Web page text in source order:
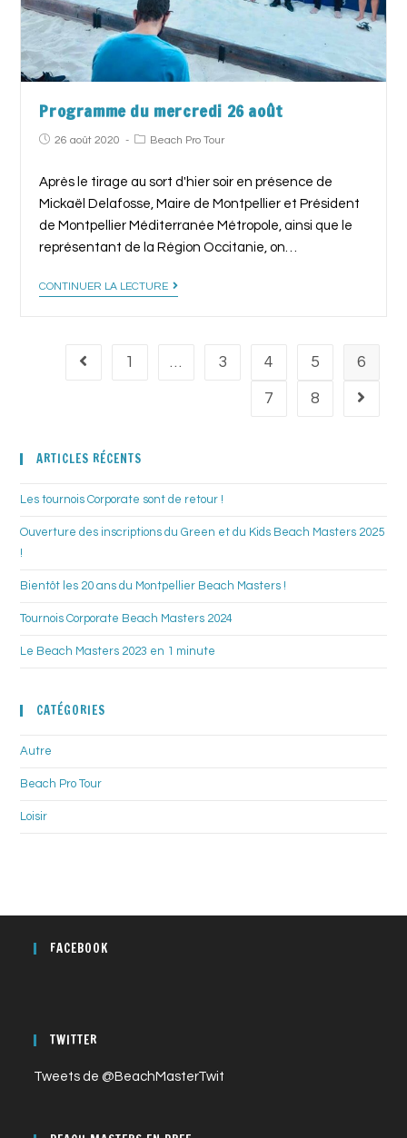
Programme du mercredi 26 août
26 août 2020 Beach Pro Tour
Après le tirage au sort d'hier soir en présence de
Mickaël Delafosse, Maire de Montpellier et Président
de Montpellier Méditerranée Métropole, ainsi que le
représentant de la Région Occitanie, on…
CONTINUER LA LECTURE
1 … 3 4 5 6
7 8
ARTICLES RÉCENTS
Les tournois Corporate sont de retour !
Ouverture des inscriptions du Green et du Kids Beach Masters 2025
!
Bientôt les 20 ans du Montpellier Beach Masters !
Tournois Corporate Beach Masters 2024
Le Beach Masters 2023 en 1 minute
CATÉGORIES
Autre
Beach Pro Tour
Loisir
FACEBOOK
TWITTER
Tweets de @BeachMasterTwit